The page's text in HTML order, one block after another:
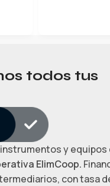
todos tus
y equipos
ElimCoop.
con tasa